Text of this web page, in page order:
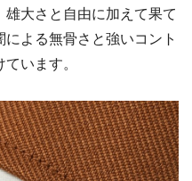
大さと自由に加えて果て
よる無骨さと強いコント
います。